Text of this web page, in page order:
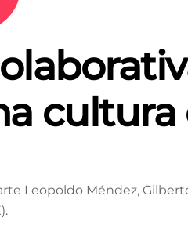
cultura
Leopoldo Méndez,